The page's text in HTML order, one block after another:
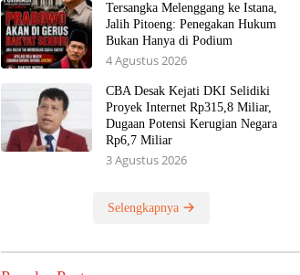
Tersangka Melenggang ke Istana,
Jalih Pitoeng: Penegakan Hukum
Bukan Hanya di Podium
4 Agustus 2026
CBA Desak Kejati DKI Selidiki
Proyek Internet Rp315,8 Miliar,
Dugaan Potensi Kerugian Negara
Rp6,7 Miliar
3 Agustus 2026
Selengkapnya